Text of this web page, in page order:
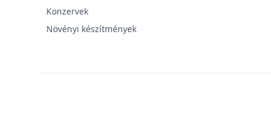
Konzervek
Növényi készítmények